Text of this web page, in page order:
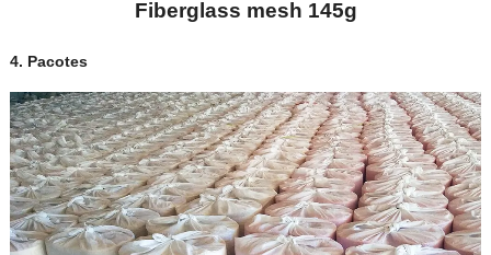
Fiberglass mesh 145g
4. Pacotes